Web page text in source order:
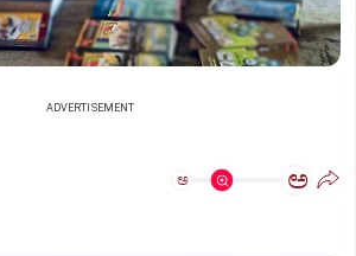
ADVERTISEMENT
ಅ ಅ